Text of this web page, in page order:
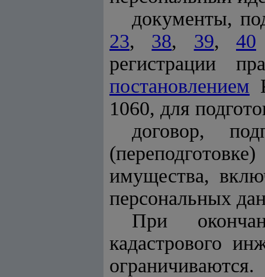
документы,
23, 38, 39,40
регистрации
постановлением
1060, для
договор,
имущества,
персональных
При
кадастрового
ограничиваются.